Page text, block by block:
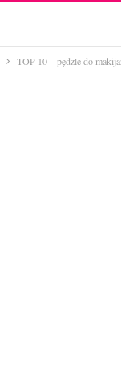
TOP 10 – pędzle do